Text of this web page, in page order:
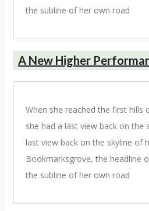
the subline of her own road
A New Higher
When she reached the first hills
she had a last view back on the
last view back on the skyline of
Bookmarksgrove, the headline
the subline of her own road